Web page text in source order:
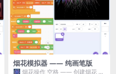
烟花模拟器 —— 纯画笔版
🎆 烟花操作 空格 —— 创建烟花 1